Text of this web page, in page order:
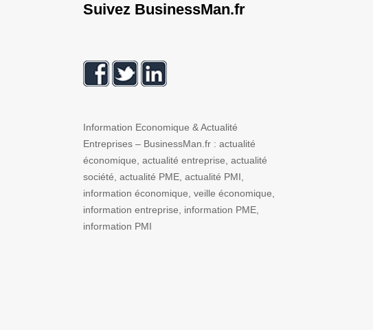
Suivez BusinessMan.fr
Information Economique & Actualité
Entreprises – BusinessMan.fr : actualité
économique, actualité entreprise, actualité
société, actualité PME, actualité PMI,
information économique, veille économique,
information entreprise, information PME,
information PMI